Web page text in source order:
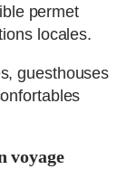
permet
locales.
guesthouses
voyage